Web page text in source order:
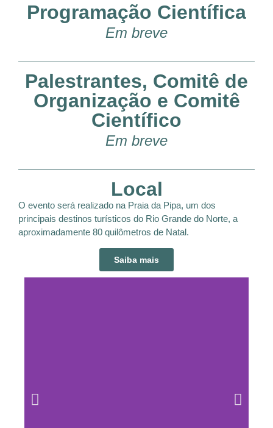
Programação Científica
Em breve
Palestrantes, Comitê de
Organização e Comitê
Científico
Em breve
Local
O evento será realizado na Praia da Pipa, um dos
principais destinos turísticos do Rio Grande do Norte, a
aproximadamente 80 quilômetros de Natal.
Saiba mais